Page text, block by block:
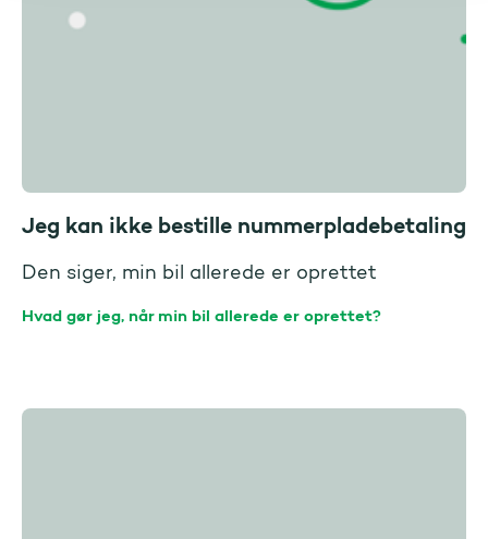
Jeg kan ikke bestille nummerpladebetaling
Den siger, min bil allerede er oprettet
Hvad gør jeg, når min bil allerede er oprettet?